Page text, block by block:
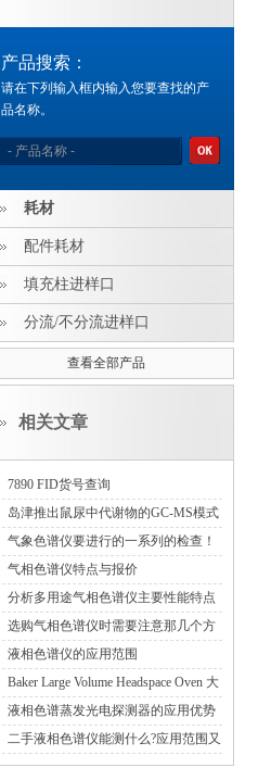
产品搜索：
请在下列输入框内输入您要查找的产
品名称。
耗材
配件耗材
填充柱进样口
分流/不分流进样口
查看全部产品
相关文章
7890 FID货号查询
岛津推出鼠尿中代谢物的GC-MS模式
分析方案
气象色谱仪要进行的一系列的检查！
气相色谱仪特点与报价
分析多用途气相色谱仪主要性能特点
选购气相色谱仪时需要注意那几个方
面
液相色谱仪的应用范围
Baker Large Volume Headspace Oven 大
体积顶空进样
液相色谱蒸发光电探测器的应用优势
及特点
二手液相色谱仪能测什么?应用范围又